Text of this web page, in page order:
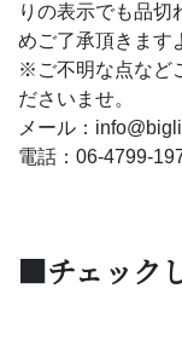
りの表示でも品切
めご了承頂きます
※ご不明な点など
ださいませ。
メール：
電話：06-4799-
■チェック